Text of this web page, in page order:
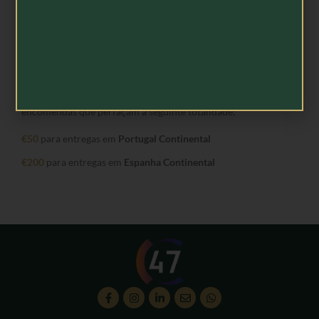
encomendas que perfaçam a seguinte totalidade:
€50 para entregas em Portugal Continental
€200 para entregas em Espanha Continental